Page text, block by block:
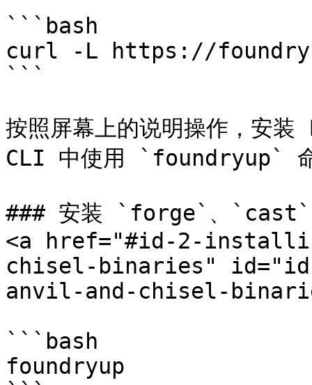
```bash
curl -L https://
```
按照屏幕上的说明操作，安
CLI 中使用 `foundryup`
### 安装 `forge`、
<a href="#id-2-
chisel-binaries"
anvil-and-chisel-
```bash
foundryup